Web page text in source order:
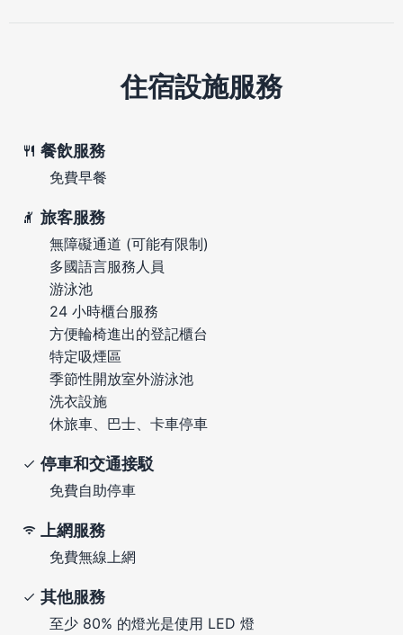
住宿設施服務
餐飲服務
免費早餐
旅客服務
無障礙通道 (可能有限制)
多國語言服務人員
游泳池
24 小時櫃台服務
方便輪椅進出的登記櫃台
特定吸煙區
季節性開放室外游泳池
洗衣設施
休旅車、巴士、卡車停車
停車和交通接駁
免費自助停車
上網服務
免費無線上網
其他服務
至少 80% 的燈光是使用 LED 燈